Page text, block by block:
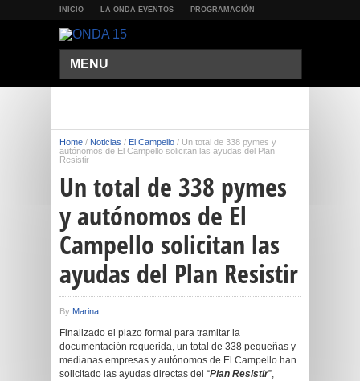
INICIO LA ONDA EVENTOS PROGRAMACIÓN
MENU
Home / Noticias / El Campello / Un total de 338 pymes y
autónomos de El Campello solicitan las ayudas del Plan
Resistir
Un total de 338 pymes
y autónomos de El
Campello solicitan las
ayudas del Plan Resistir
By Marina
Finalizado el plazo formal para tramitar la
documentación requerida, un total de 338 pequeñas y
medianas empresas y autónomos de El Campello han
solicitado las ayudas directas del “Plan Resistir”,